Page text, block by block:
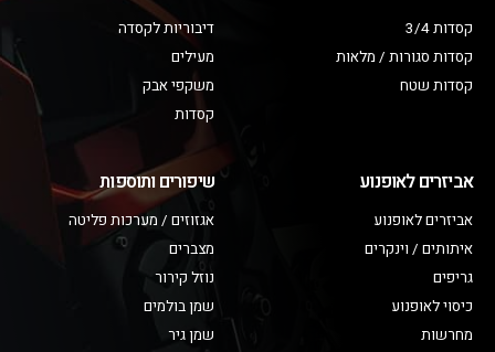
קסדות 3/4
קסדות סגורות / מלאות
קסדות שטח
דיבוריות לקסדה
מעילים
משקפי אבק
קסדות
אביזרים לאופנוע
אביזרים לאופנוע
איתותים / וינקרים
גריפים
כיסוי לאופנוע
מחרשות
שיפורים ותוספות
אגזוזים / מערכות פליטה
מצברים
נוזל קירור
שמן בולמים
שמן גיר